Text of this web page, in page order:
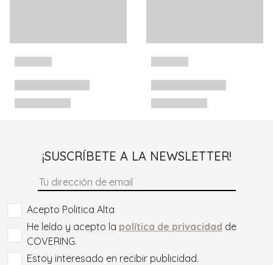
¡SUSCRÍBETE A LA NEWSLETTER!
Acepto Politica Alta
He leído y acepto la política de privacidad de
COVERING.
Estoy interesado en recibir publicidad.